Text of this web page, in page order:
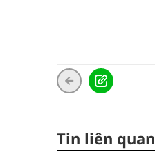
Tin liên quan